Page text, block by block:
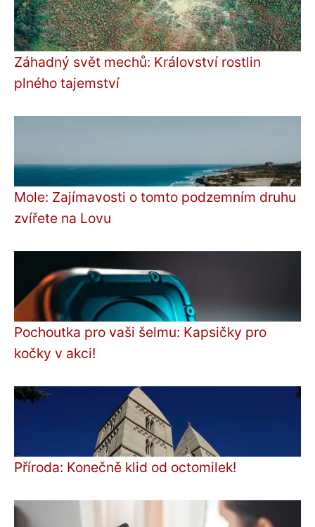
Záhadný svět mechů: Království rostlin
plného tajemství
Mole: Zajímavosti o tomto podzemním druhu
zvířete na Lovu
Pochoutka pro vaši šelmu: Kapsičky pro
kočky v akci!
Příroda: Konečně klid od octomilek!